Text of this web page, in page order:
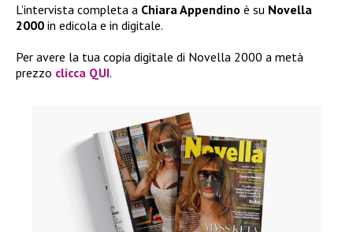
L’intervista completa a Chiara Appendino è su Novella
2000 in edicola e in digitale.
Per avere la tua copia digitale di Novella 2000 a metà
prezzo clicca QUI.